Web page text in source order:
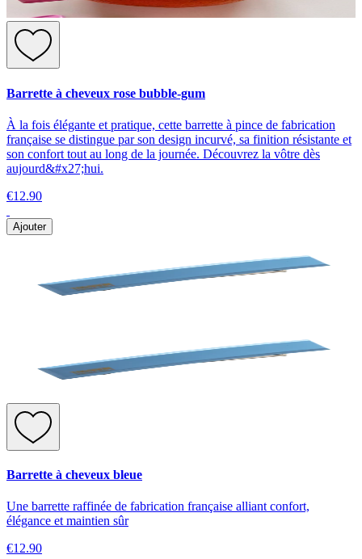
Barrette à cheveux rose bubble-gum
À la fois élégante et pratique, cette barrette à pince de fabrication
française se distingue par son design incurvé, sa finition résistante et
son confort tout au long de la journée. Découvrez la vôtre dès
aujourd&#x27;hui.
€12.90
Ajouter
Barrette à cheveux bleue
Une barrette raffinée de fabrication française alliant confort,
élégance et maintien sûr
€12.90